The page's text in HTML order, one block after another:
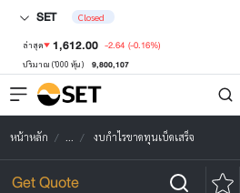
SET Closed
ล่าสุด 1,612.00 -2.64 (-0.16%)
ปริมาณ ('000 หุ้น) 9,800,107
หน้าหลัก ... งบกำไรขาดทุนเบ็ดเสร็จ